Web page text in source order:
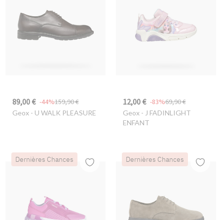
89,00 € 159,90 €
-44%
Geox- U WALK PLEASURE
12,00 € 69,90 €
-83%
Geox- J FADINLIGHT
ENFANT
Dernières Chances Dernières Chances